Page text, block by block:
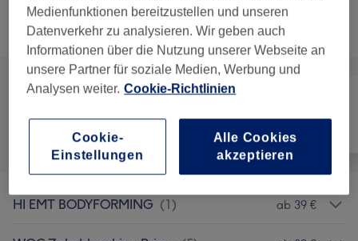
Alle Services
HI EMT BODYFORMING (1) ab 39 €
Medienfunktionen bereitzustellen und unseren
Datenverkehr zu analysieren. Wir geben auch
Informationen über die Nutzung unserer Webseite an
unsere Partner für soziale Medien, Werbung und
Analysen weiter. Cookie-Richtlinien
Cookie-
Einstellungen
Alle Cookies
akzeptieren